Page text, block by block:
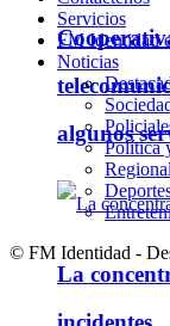
algunos
La
Servicios
FM Identidad
Noticias
Política
© FM Identidad -